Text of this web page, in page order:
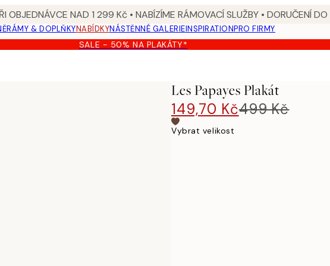
OBJEDNÁVCE NAD 1 299 Kč • NABÍZÍME RÁMOVACÍ SLUŽBY • DORUČENÍ
RÁMY & DOPLŇKYNABÍDKYNÁSTĚNNÉ GALERIEINSPIRATIONPRO FIRMY
SALE - 50% NA PLAKÁTY*
Les Papayes Plakát
149,70 Kč499 Kč
Vybrat velikost